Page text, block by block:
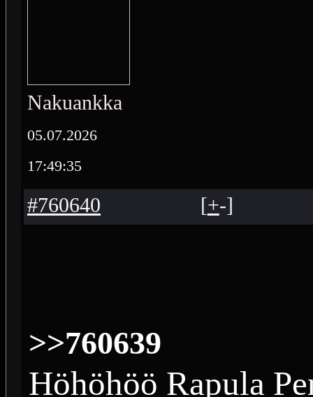
Nakuankka
05.07.2026
17:49:35
#760640 [+-]
>>760639
Höhöhöö Rapula